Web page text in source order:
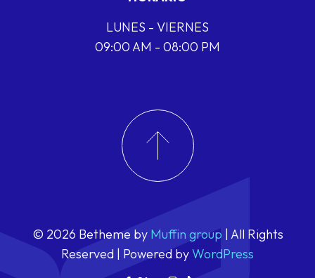
LUNES - VIERNES
09:00 AM - 08:00 PM
© 2026 Betheme by Muffin group | All Rights
Reserved | Powered byWordPress